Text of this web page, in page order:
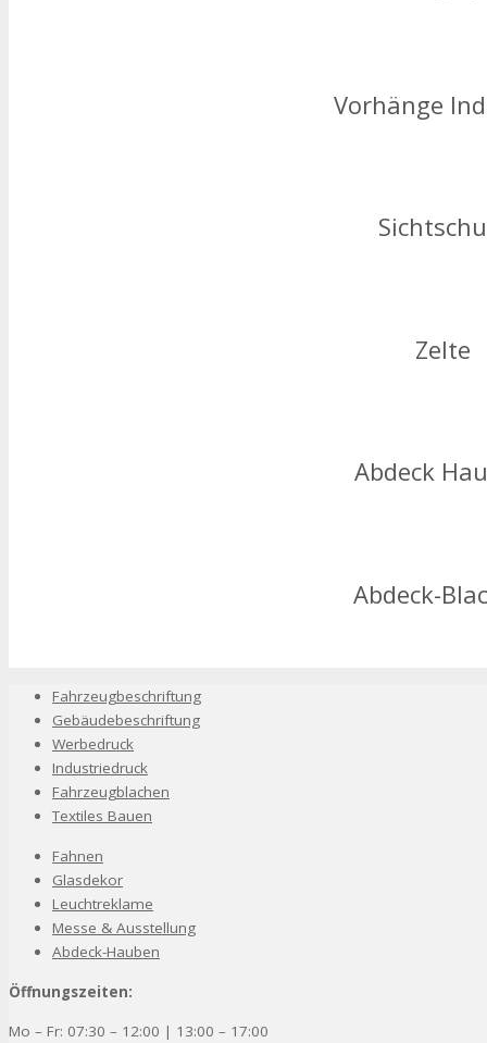
Vorhänge
Zelte
Abdeck
Abdeck-
Fahrzeugbeschriftung
Gebäudebeschriftung
Werbedruck
Industriedruck
Fahrzeugblachen
Textiles Bauen
Fahnen
Glasdekor
Leuchtreklame
Messe & Ausstellung
Abdeck-Hauben
Öffnungszeiten:
Mo – Fr: 07:30 – 12:00 | 13:00 – 17:00